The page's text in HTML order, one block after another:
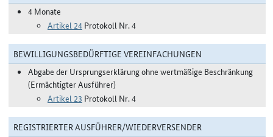
4 Monate
Artikel 24 Protokoll Nr. 4
BEWILLIGUNGSBEDÜRFTIGE VEREINFACHUNGEN
Abgabe der Ursprungserklärung ohne wertmäßige Beschränkung
(Ermächtigter Ausführer)
Artikel 23 Protokoll Nr. 4
REGISTRIERTER AUSFÜHRER/WIEDERVERSENDER